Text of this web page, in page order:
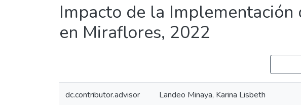
Impacto de la
en Miraflores, 2022
dc.contributor.advisor Landeo Minaya, Karina Lisbeth